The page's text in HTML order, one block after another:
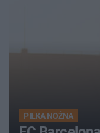
PIŁKA NOŻNA